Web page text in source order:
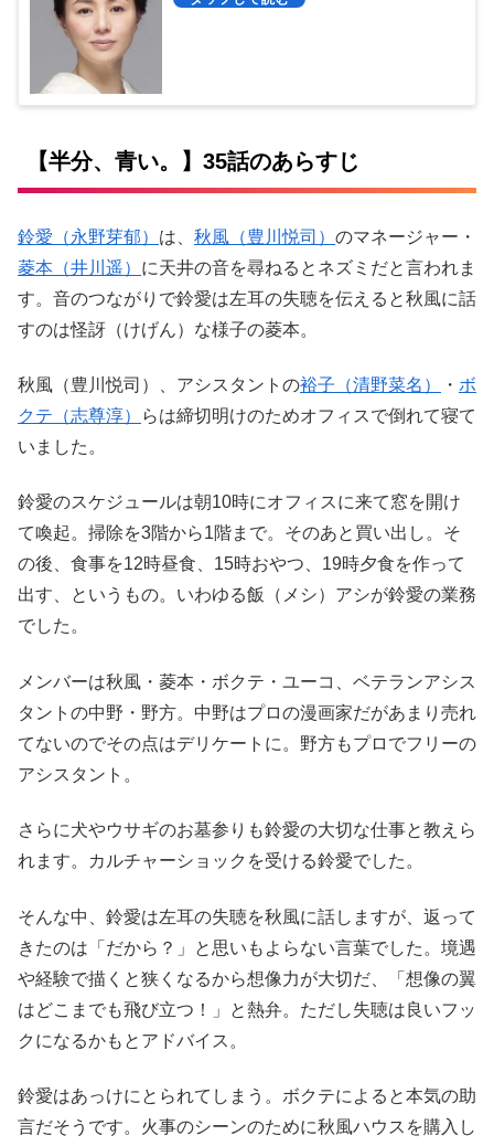
【半分、青い。】35話のあらすじ
鈴愛（永野芽郁） は、 秋風（豊川悦司） のマネージャー・
菱本（井川遥） に天井の音を尋ねるとネズミだと言われま
す。音のつながりで鈴愛は左耳の失聴を伝えると秋風に話
すのは怪訝（けげん）な様子の菱本。
秋風（豊川悦司）、アシスタントの裕子（清野菜名） ・ ボ
クテ（志尊淳）
らは締切明けのためオフィスで倒れて寝て
いました。
鈴愛のスケジュールは朝10時にオフィスに来て窓を開け
て喚起。掃除を3階から1階まで。そのあと買い出し。そ
の後、食事を12時昼食、15時おやつ、19時夕食を作って
出す、というもの。いわゆる飯（メシ）アシが鈴愛の業務
でした。
メンバーは秋風・菱本・ボクテ・ユーコ、ベテランアシス
タントの中野・野方。中野はプロの漫画家だがあまり売れ
てないのでその点はデリケートに。野方もプロでフリーの
アシスタント。
さらに犬やウサギのお墓参りも鈴愛の大切な仕事と教えら
れます。カルチャーショックを受ける鈴愛でした。
そんな中、鈴愛は左耳の失聴を秋風に話しますが、返って
きたのは「だから？」と思いもよらない言葉でした。境遇
や経験で描くと狭くなるから想像力が大切だ、「想像の翼
はどこまでも飛び立つ！」と熱弁。ただし失聴は良いフッ
クになるかもとアドバイス。
鈴愛はあっけにとられてしまう。ボクテによると本気の助
言だそうです。火事のシーンのために秋風ハウスを購入し